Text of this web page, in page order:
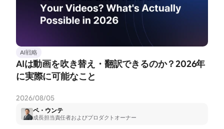
AI戦略
AIは動画を吹き替え・翻訳できるのか？2026年
に実際に可能なこと
2026/08/05
ペ・ウンテ
成長担当責任者およびプロダクトオーナー